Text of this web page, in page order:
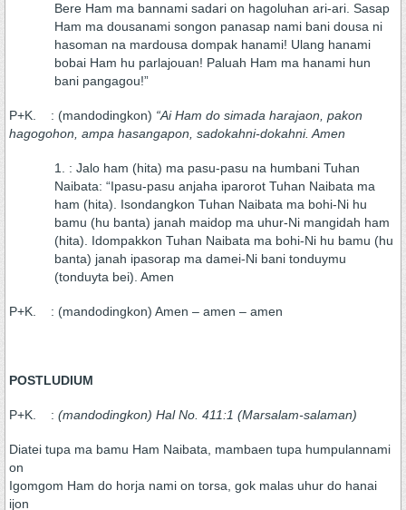
Bere Ham ma bannami sadari on hagoluhan ari-ari. Sasap
Ham ma dousanami songon panasap nami bani dousa ni
hasoman na mardousa dompak hanami! Ulang hanami
bobai Ham hu parlajouan! Paluah Ham ma hanami hun
bani pangagou!”
P+K. : (mandodingkon) “Ai Ham do simada harajaon, pakon
hagogohon, ampa hasangapon, sadokahni-dokahni. Amen
: Jalo ham (hita) ma pasu-pasu na humbani Tuhan
Naibata: “Ipasu-pasu anjaha iparorot Tuhan Naibata ma
ham (hita). Isondangkon Tuhan Naibata ma bohi-Ni hu
bamu (hu banta) janah maidop ma uhur-Ni mangidah ham
(hita). Idompakkon Tuhan Naibata ma bohi-Ni hu bamu (hu
banta) janah ipasorap ma damei-Ni bani tonduymu
(tonduyta bei). Amen
P+K. : (mandodingkon) Amen – amen – amen
POSTLUDIUM
P+K. : (mandodingkon) Hal No. 411:1 (Marsalam-salaman)
Diatei tupa ma bamu Ham Naibata, mambaen tupa humpulannami
on
Igomgom Ham do horja nami on torsa, gok malas uhur do hanai
ijon